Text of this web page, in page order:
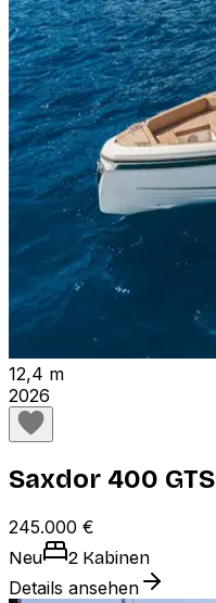
12,4 m
2026
Saxdor 400 GTS
245.000 €
Neu 2 Kabinen
Details ansehen